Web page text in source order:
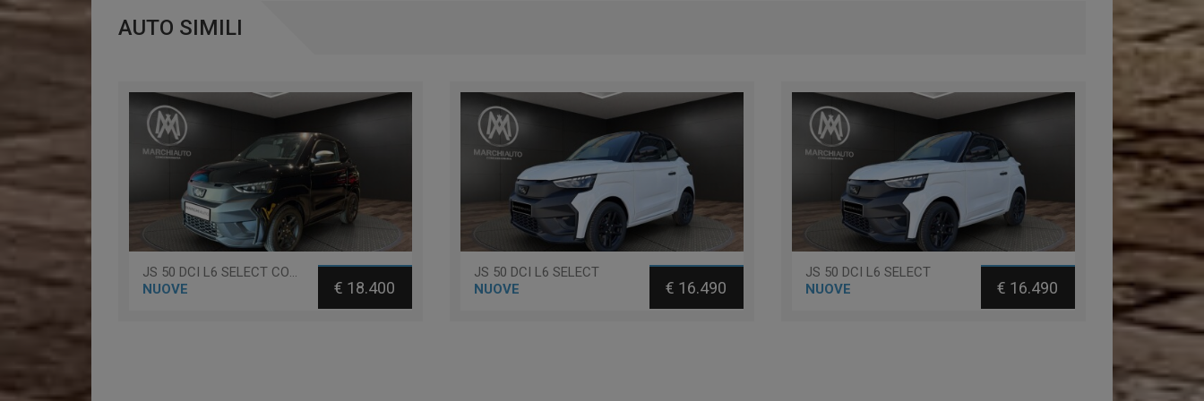
AUTO SIMILI
JS 50 DCI L6 SELECT CONFORT - PRONTA CONSEGNA -
NUOVE
€ 18.400
JS 50 DCI L6 SELECT
NUOVE
€ 16.490
JS 50 DCI L6 SELECT
NUOVE
€ 16.490